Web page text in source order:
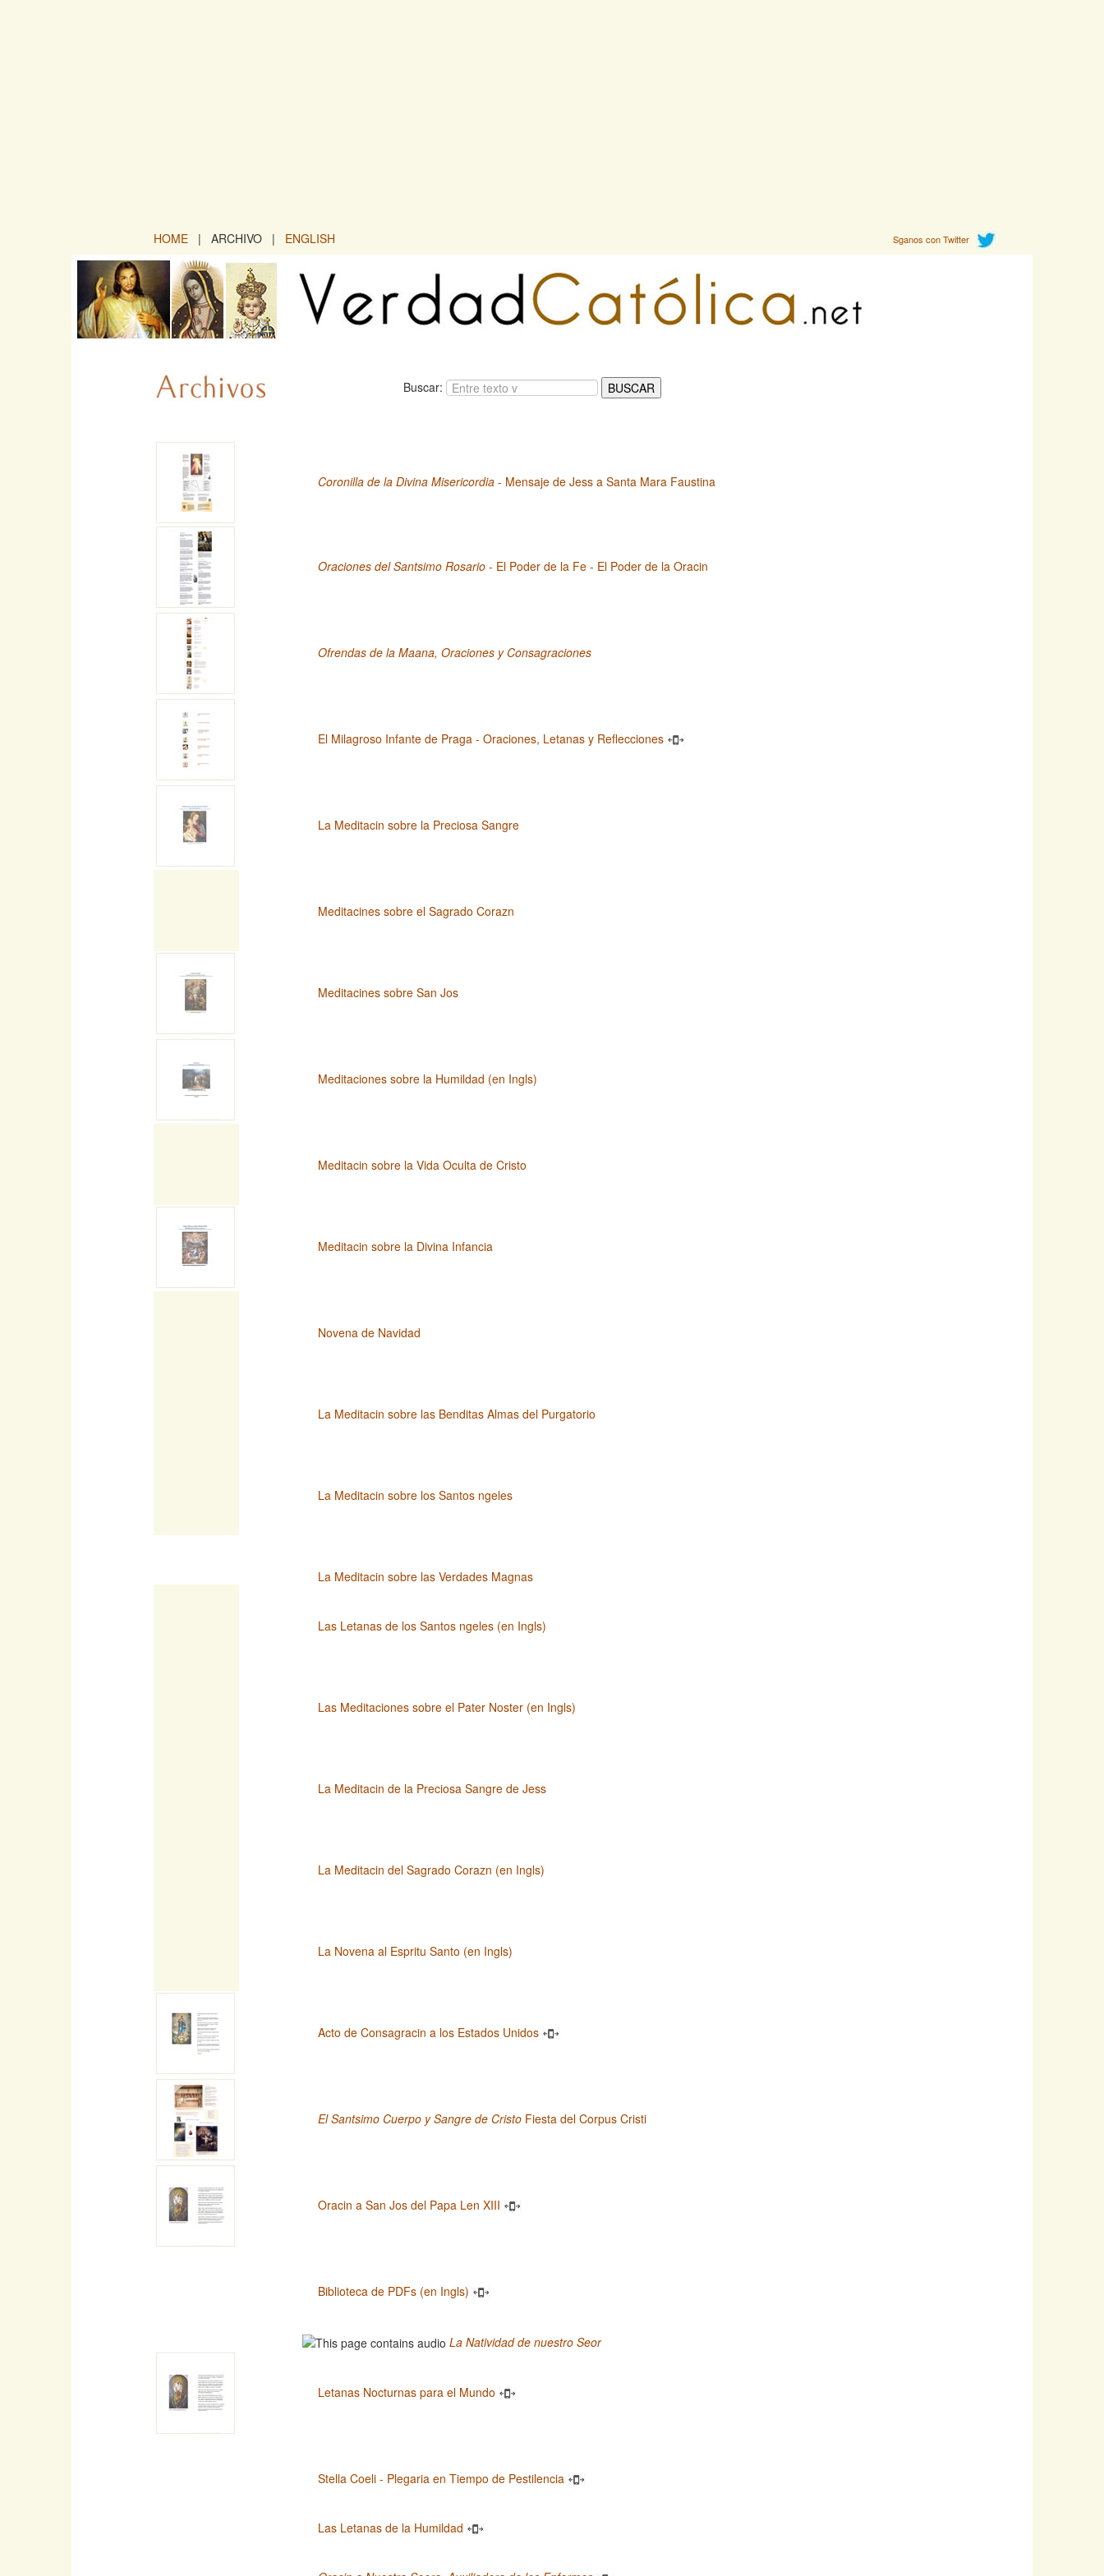
HOME | ARCHIVO | ENGLISH Sganos con Twitter
Buscar:
Coronilla de la Divina Misericordia - Mensaje de Jess a Santa Mara Faustina
Oraciones del Santsimo Rosario - El Poder de la Fe - El Poder de la Oracin
Ofrendas de la Maana, Oraciones y Consagraciones
El Milagroso Infante de Praga - Oraciones, Letanas y Reflecciones
La Meditacin sobre la Preciosa Sangre
Meditacines sobre el Sagrado Corazn
Meditacines sobre San Jos
Meditaciones sobre la Humildad (en Ingls)
Meditacin sobre la Vida Oculta de Cristo
Meditacin sobre la Divina Infancia
Novena de Navidad
La Meditacin sobre las Benditas Almas del Purgatorio
La Meditacin sobre los Santos ngeles
La Meditacin sobre las Verdades Magnas
Las Letanas de los Santos ngeles (en Ingls)
Las Meditaciones sobre el Pater Noster (en Ingls)
La Meditacin de la Preciosa Sangre de Jess
La Meditacin del Sagrado Corazn (en Ingls)
La Novena al Espritu Santo (en Ingls)
Acto de Consagracin a los Estados Unidos
El Santsimo Cuerpo y Sangre de Cristo Fiesta del Corpus Cristi
Oracin a San Jos del Papa Len XIII
Biblioteca de PDFs (en Ingls)
La Natividad de nuestro Seor
Letanas Nocturnas para el Mundo
Stella Coeli - Plegaria en Tiempo de Pestilencia
Las Letanas de la Humildad